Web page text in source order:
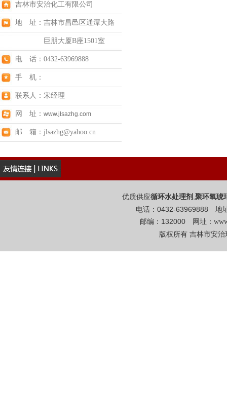
吉林市安治化工有限公司
地 址：吉林市昌邑区通潭大路
巨朋大厦B座1501室
电 话：0432-63969888
手 机：
联系人：宋经理
网 址： www.jlsazhg.com
邮 箱：jlsazhg@yahoo.cn
优质供应循环水处理剂 ,聚环氧琥
电话：0432-63969888 地
邮编：132000 网址：
版权所有 吉林市安